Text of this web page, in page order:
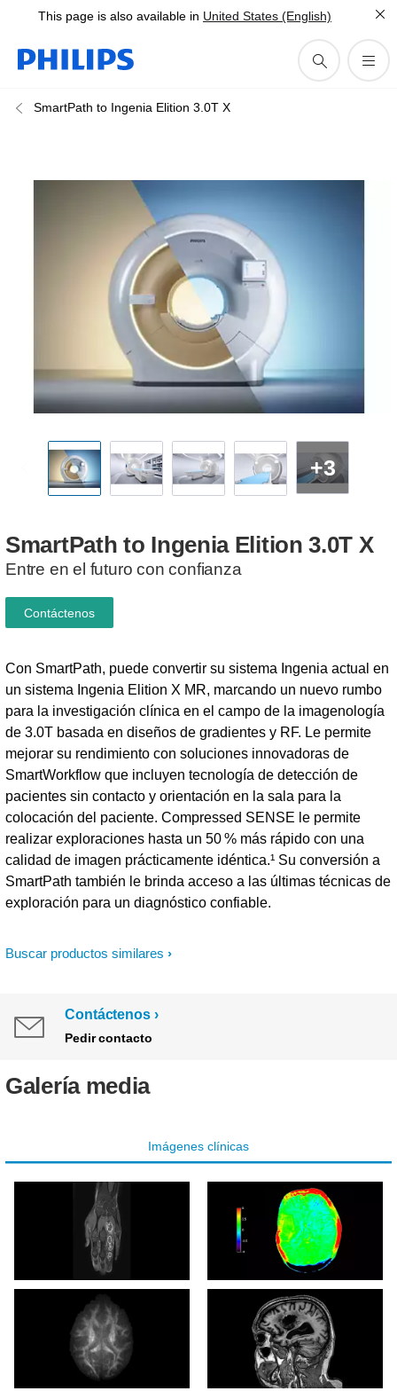
This page is also available in United States (English)
SmartPath to Ingenia Elition 3.0T X
+3
SmartPath to Ingenia Elition 3.0T X
Entre en el futuro con confianza
Buscar productos similares
Con SmartPath, puede convertir su sistema Ingenia actual en
un sistema Ingenia Elition X MR, marcando un nuevo rumbo
para la investigación clínica en el campo de la imagenología
de 3.0T basada en diseños de gradientes y RF. Le permite
mejorar su rendimiento con soluciones innovadoras de
SmartWorkflow que incluyen tecnología de detección de
pacientes sin contacto y orientación en la sala para la
colocación del paciente. Compressed SENSE le permite
realizar exploraciones hasta un 50 % más rápido con una
calidad de imagen prácticamente idéntica.¹ Su conversión a
SmartPath también le brinda acceso a las últimas técnicas de
exploración para un diagnóstico confiable.
Contáctenos
Contáctenos
Pedir contacto
Galería media
Imágenes clínicas
Corte coronario T1w
mDIXON XD TSE